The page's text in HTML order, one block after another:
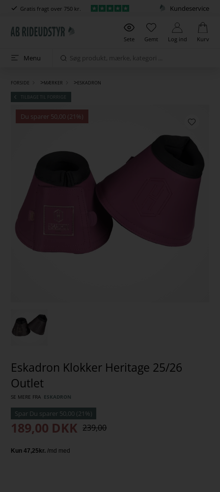
Gratis fragt over 750 kr. Kundeservice
Sete Gemt Log ind Kurv
Menu
FORSIDE >MÆRKER >ESKADRON
TILBAGE TIL FORRIGE
Du sparer 50,00 (21%)
Eskadron Klokker Heritage 25/26
Outlet
SE MERE FRA ESKADRON
189,00 DKK 239,00